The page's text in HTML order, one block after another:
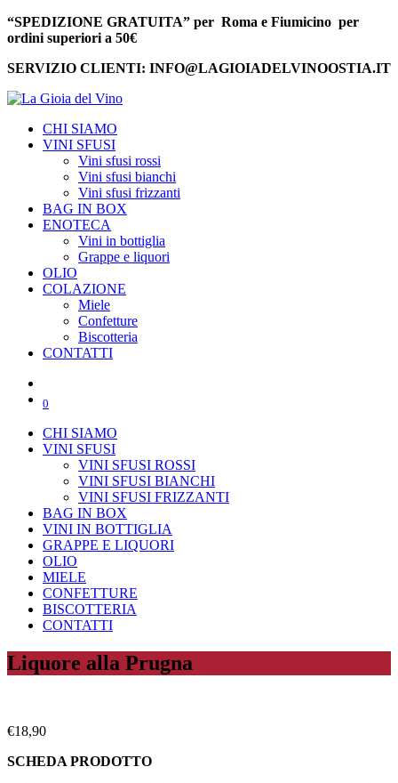
“SPEDIZIONE GRATUITA” per Roma e Fiumicino per
ordini superiori a 50€
SERVIZIO CLIENTI: INFO@LAGIOIADELVINOOSTIA.IT
CHI SIAMO
VINI SFUSI
Vini sfusi rossi
Vini sfusi bianchi
Vini sfusi frizzanti
BAG IN BOX
ENOTECA
Vini in bottiglia
Grappe e liquori
OLIO
COLAZIONE
Miele
Confetture
Biscotteria
CONTATTI
0
CHI SIAMO
VINI SFUSI
VINI SFUSI ROSSI
VINI SFUSI BIANCHI
VINI SFUSI FRIZZANTI
BAG IN BOX
VINI IN BOTTIGLIA
GRAPPE E LIQUORI
OLIO
MIELE
CONFETTURE
BISCOTTERIA
CONTATTI
Liquore alla Prugna
€18,90
SCHEDA PRODOTTO